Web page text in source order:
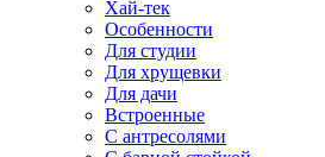
Хай-тек
Особенности
Для студии
Для хрущевки
Для дачи
Встроенные
С антресолями